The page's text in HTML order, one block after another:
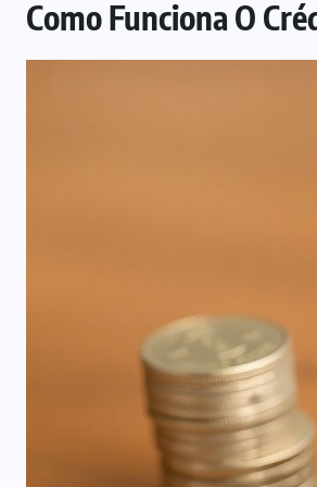
Como Funciona O